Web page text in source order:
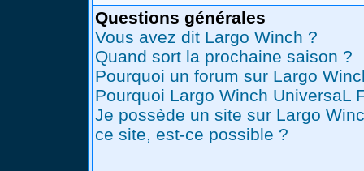
Questions générales
Vous avez dit Largo Winch ?
Quand sort la prochaine saison ?
Pourquoi un forum sur Largo
Pourquoi Largo Winch UniversaL
Je possède un site sur Largo
ce site, est-ce possible ?